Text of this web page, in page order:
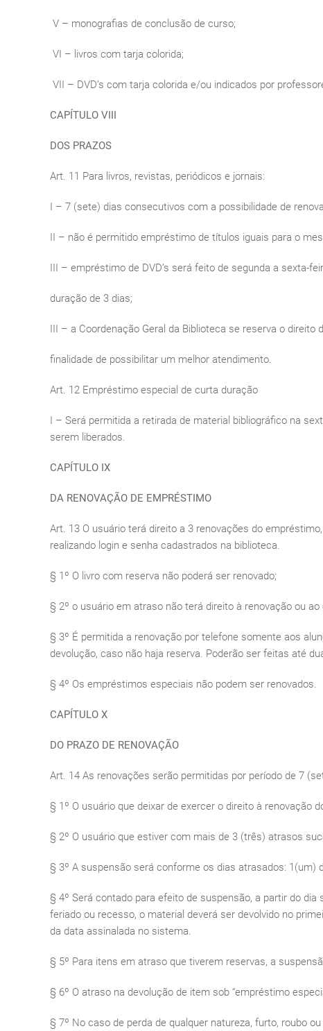
V – monografias de conclusão de curso;
VI – livros com tarja colorida;
VII – DVD’s com tarja colorida e/ou indicados por
CAPÍTULO VIII
DOS PRAZOS
Art. 11 Para livros, revistas, periódicos e jornais:
I – 7 (sete) dias consecutivos com a possibilidade de
II – não é permitido empréstimo de títulos iguais para o
III – empréstimo de DVD’s será feito de segunda a sexta-
duração de 3 dias;
III – a Coordenação Geral da Biblioteca se reserva o direito
finalidade de possibilitar um melhor atendimento.
Art. 12 Empréstimo especial de curta duração
I – Será permitida a retirada de material bibliográfico na
serem liberados.
CAPÍTULO IX
DA RENOVAÇÃO DE EMPRÉSTIMO
Art. 13 O usuário terá direito a 3 renovações do
realizando login e senha cadastrados na biblioteca.
§ 1º O livro com reserva não poderá ser renovado;
§ 2º o usuário em atraso não terá direito à renovação ou
§ 3º É permitida a renovação por telefone somente aos
devolução, caso não haja reserva. Poderão ser feitas até
§ 4º Os empréstimos especiais não podem ser renovados.
CAPÍTULO X
DO PRAZO DE RENOVAÇÃO
Art. 14 As renovações serão permitidas por período de 7
§ 1º O usuário que deixar de exercer o direito à renovação
§ 2º O usuário que estiver com mais de 3 (três) atrasos
§ 3º A suspensão será conforme os dias atrasados:
§ 4º Será contado para efeito de suspensão, a partir do
feriado ou recesso, o material deverá ser devolvido no
da data assinalada no sistema.
§ 5º Para itens em atraso que tiverem reservas, a
§ 6º O atraso na devolução de item sob “empréstimo
§ 7º No caso de perda de qualquer natureza, furto, roubo